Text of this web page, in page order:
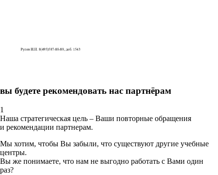
вы будете рекомендовать нас партнёрам
1
Наша стратегическая цель – Ваши повторные обращения
и рекомендации партнерам.
Мы хотим, чтобы Вы забыли, что существуют другие учебные
центры.
Вы же понимаете, что нам не выгодно работать с Вами один
раз?